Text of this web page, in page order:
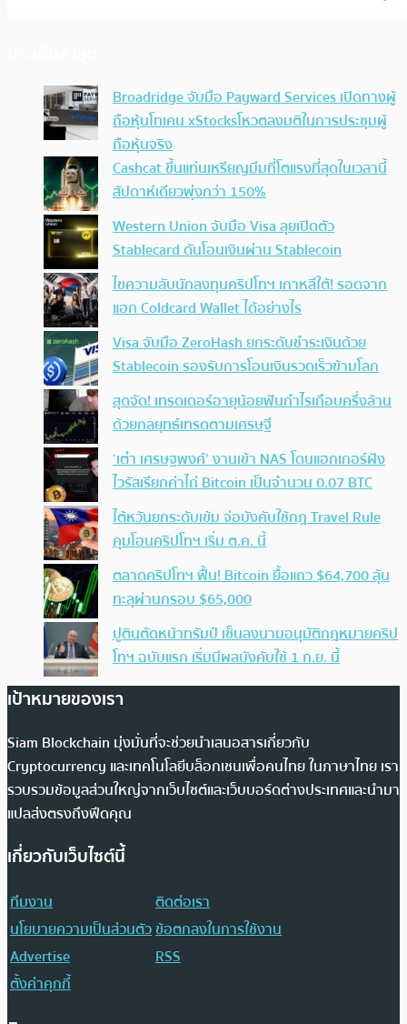
Broadridge จับมือ Payward Services เปิดทางผู้
ถือหุ้นโทเคน xStocksโหวตลงมติในการประชุมผู้
ถือหุ้นจริง
Cashcat ขึ้นแท่นเหรียญมีมที่โตแรงที่สุดในเวลานี้
สัปดาห์เดียวพุ่งกว่า 150%
Western Union จับมือ Visa ลุยเปิดตัว
Stablecard ดันโอนเงินผ่าน Stablecoin
ไขความลับนักลงทุนคริปโทฯ เกาหลีใต้! รอดจาก
แฮก Coldcard Wallet ได้อย่างไร
Visa จับมือ ZeroHash ยกระดับชำระเงินด้วย
Stablecoin รองรับการโอนเงินรวดเร็วข้ามโลก
สุดจัด! เทรดเดอร์อายุน้อยฟันกำไรเกือบครึ่งล้าน
ด้วยกลยุทธ์เทรดตามเศรษฐี
‘เต๋า เศรษฐพงศ์’ งานเข้า NAS โดนแฮกเกอร์ฝัง
ไวรัสเรียกค่าไถ่ Bitcoin เป็นจำนวน 0.07 BTC
ไต้หวันยกระดับเข้ม จ่อบังคับใช้กฏ Travel Rule
คุมโอนคริปโทฯ เริ่ม ต.ค. นี้
ตลาดคริปโทฯ ฟื้น! Bitcoin ยื้อแถว $64,700 ลุ้น
ทะลุผ่านกรอบ $65,000
ปูตินตัดหน้าทรัมป์ เซ็นลงนามอนุมัติกฎหมายคริป
โทฯ ฉบับแรก เริ่มมีผลบังคับใช้ 1 ก.ย. นี้
เป้าหมายของเรา
Siam Blockchain มุ่งมั่นที่จะช่วยนำเสนอสารเกี่ยวกับ
Cryptocurrency และเทคโนโลยีบล็อกเชนเพื่อคนไทย ในภาษาไทย เรา
รวบรวมข้อมูลส่วนใหญ่จากเว็บไซต์และเว็บบอร์ดต่างประเทศและนำมา
แปลส่งตรงถึงฟีดคุณ
เกี่ยวกับเว็บไซต์นี้
ทีมงาน
ติดต่อเรา
นโยบายความเป็นส่วนตัวข้อตกลงในการใช้งาน
Advertise
RSS
ตั้งค่าคุกกี้